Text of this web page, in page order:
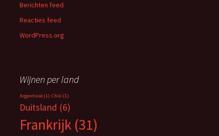
Berichten feed
Reacties feed
WordPress.org
Wijnen per land
Argentinië (1) Chili (1)
Duitsland (6)
Frankrijk (31)